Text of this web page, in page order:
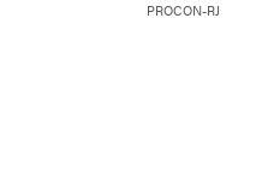
PROCON-RJ